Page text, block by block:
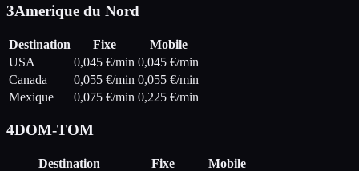
3Amerique du Nord
Destination Fixe
Mobile
USA
0,045 €/min 0,045 €/min
Canada
0,055 €/min 0,055 €/min
Mexique
0,075 €/min 0,225 €/min
4DOM-TOM
Destination Fixe
Mobile